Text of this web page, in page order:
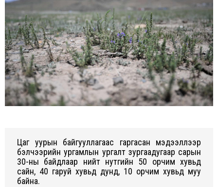
Цаг уурын байгууллагаас гаргасан мэдээллээр
бэлчээрийн ургамлын ургалт зургаадугаар сарын
30-ны байдлаар нийт нутгийн 50 орчим хувьд
сайн, 40 гаруй хувьд дунд, 10 орчим хувьд муу
байна.